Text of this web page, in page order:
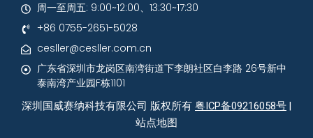
周一至周五: 9:00~12:00、13:30~17:30
+86 0755-2651-5028
cesller@cesller.com.cn
广东省深圳市龙岗区南湾街道下李朗社区白李路 26号新中
泰南湾产业园F栋1101
深圳国威赛纳科技有限公司 版权所有 粤ICP备09216058号 |
站点地图